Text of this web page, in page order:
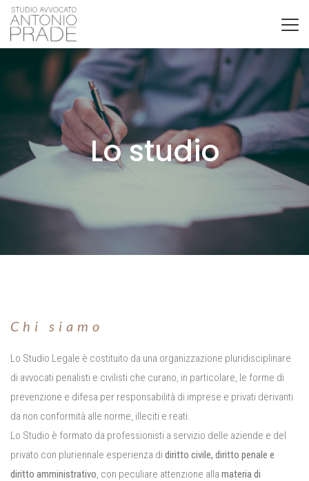
Lo studio
Chi siamo
Lo Studio Legale è costituito da una organizzazione pluridisciplinare
di avvocati penalisti e civilisti che curano, in particolare, le forme di
prevenzione e difesa per responsabilità di imprese e privati derivanti
da non conformità alle norme, illeciti e reati.
Lo Studio è formato da professionisti a servizio delle aziende e del
privato con pluriennale esperienza di diritto civile, diritto penale e
diritto amministrativo, con peculiare attenzione alla materia di